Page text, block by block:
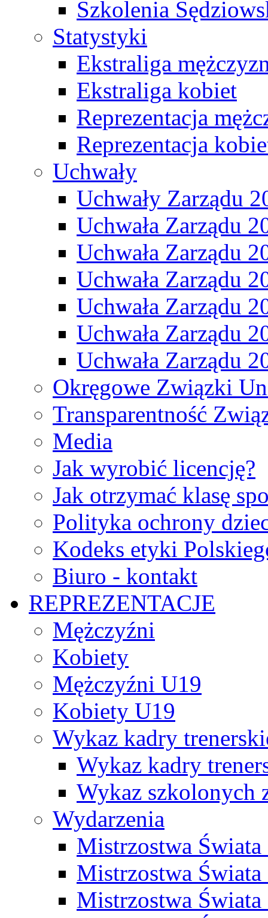
Szkolenia
Statystyki
Ekstraliga
Ekstraliga kobiet
Reprezentacja
Reprezentacja
Uchwały
Uchwały Zarządu
Uchwała Zarządu
Uchwała Zarządu
Uchwała Zarządu
Uchwała Zarządu
Uchwała Zarządu
Uchwała Zarządu
Okręgowe Związki
Transparentność
Media
Jak wyrobić licencję?
Jak otrzymać klasę
Polityka ochrony
Kodeks etyki
Biuro - kontakt
REPREZENTACJE
Mężczyźni
Kobiety
Mężczyźni U19
Kobiety U19
Wykaz kadry
Wykaz kadry
Wykaz szkolonych
Wydarzenia
Mistrzostwa
Mistrzostwa
Mistrzostwa